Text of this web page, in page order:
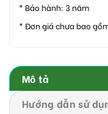
* Bảo hành: 3 năm
* Đơn giá chưa bao
Mô tả
Hướng dẫn sử